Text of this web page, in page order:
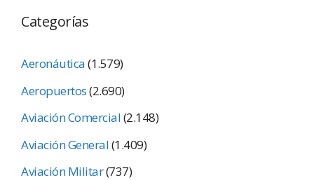
Categorías
Aeronáutica(1.579)
Aeropuertos(2.690)
Aviación Comercial(2.148)
Aviación General(1.409)
Aviación Militar(737)